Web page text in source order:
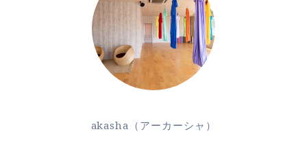
akasha（アーカーシャ）